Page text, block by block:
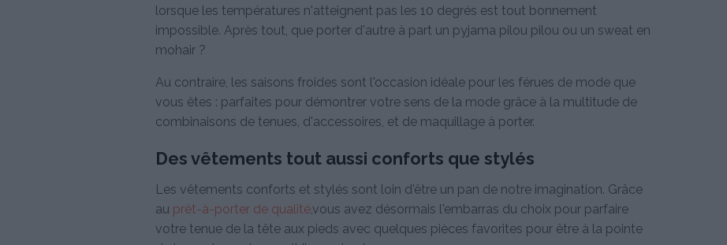
lorsque les températures n'atteignent pas les 10 degrés est tout bonnement
impossible. Après tout, que porter d'autre à part un pyjama pilou pilou ou un sweat en
mohair ?
Au contraire, les saisons froides sont l'occasion idéale pour les férues de mode que
vous êtes : parfaites pour démontrer votre sens de la mode grâce à la multitude de
combinaisons de tenues, d'accessoires, et de maquillage à porter.
Des vêtements tout aussi conforts que stylés
Les vêtements conforts et stylés sont loin d'être un pan de notre imagination. Grâce
au prêt-à-porter de qualité,vous avez désormais l'embarras du choix pour parfaire
votre tenue de la tête aux pieds avec quelques pièces favorites pour être à la pointe